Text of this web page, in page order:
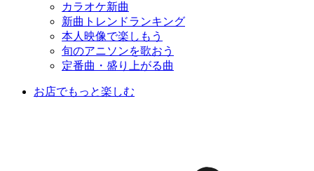
カラオケ新曲
新曲トレンドランキング
本人映像で楽しもう
旬のアニソンを歌おう
定番曲・盛り上がる曲
お店でもっと楽しむ